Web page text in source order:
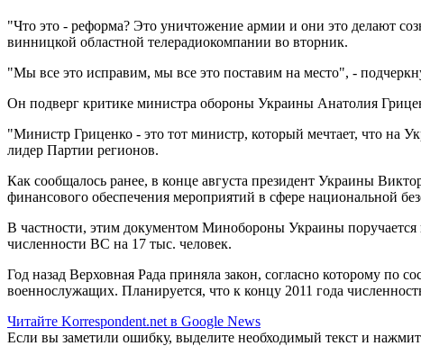
"Что это - реформа? Это уничтожение армии и они это делают
винницкой областной телерадиокомпании во вторник.
"Мы все это исправим, мы все это поставим на место", -
Он подверг критике министра обороны Украины Анатолия
"Министр Гриценко - это тот министр, который мечтает, что на
лидер Партии регионов.
Как сообщалось ранее, в конце августа президент Украины
финансового обеспечения мероприятий в сфере национальной
В частности, этим документом Минобороны Украины поручается
численности ВС на 17 тыс. человек.
Год назад Верховная Рада приняла закон, согласно которому по
военнослужащих. Планируется, что к концу 2011 года
Читайте Korrespondent.net в Google News
Если вы заметили ошибку, выделите необходимый текст и